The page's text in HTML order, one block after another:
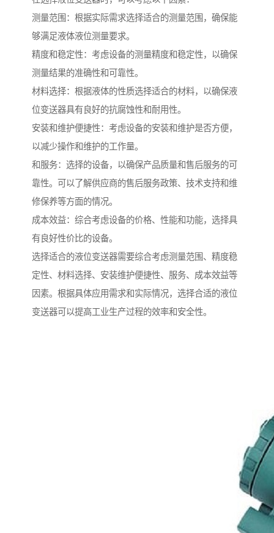
测量范围：根据实际需求选择适合的测量范围，确保能
够满足液体液位测量要求。
精度和稳定性：考虑设备的测量精度和稳定性，以确保
测量结果的准确性和可靠性。
材料选择：根据液体的性质选择适合的材料，以确保液
位变送器具有良好的抗腐蚀性和耐用性。
安装和维护便捷性：考虑设备的安装和维护是否方便，
以减少操作和维护的工作量。
和服务：选择的设备，以确保产品质量和售后服务的可
靠性。可以了解供应商的售后服务政策、技术支持和维
修保养等方面的情况。
成本效益：综合考虑设备的价格、性能和功能，选择具
有良好性价比的设备。
选择适合的液位变送器需要综合考虑测量范围、精度稳
定性、材料选择、安装维护便捷性、服务、成本效益等
因素。根据具体应用需求和实际情况，选择合适的液位
变送器可以提高工业生产过程的效率和安全性。